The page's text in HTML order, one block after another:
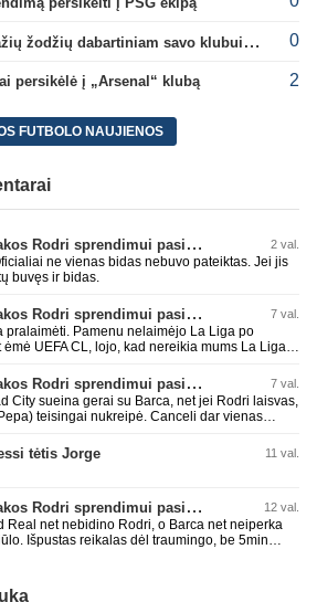
X. Alonso negailėjo gražių žodžių dabartiniam savo klubui „Chelsea“ 0
persikėlė į „Arsenal“ klubą 2
FUTBOLO NAUJIENOS
Paaiškėjo, kas turėjo įtakos Rodri sprendimui pasirinkti Barselonos pusę 2 val.
ne vienas bidas nebuvo pateiktas. Jei jis
buvęs ir bidas.
Paaiškėjo, kas turėjo įtakos Rodri sprendimui pasirinkti Barselonos pusę 7 val.
pralaimėti. Pamenu nelaimėjo La Liga po
UEFA CL, lojo, kad nereikia mums La Liga,
nuo Barcos ir Rodri ateina ne pas juos, vėl
Gal davai vyriškai priimkit tuos pralaimėjimus
ir t.t.
Paaiškėjo, kas turėjo įtakos Rodri sprendimui pasirinkti Barselonos pusę 7 val.
City sueina gerai su Barca, net jei Rodri laisvas,
teisingai nukreipė. Canceli dar vienas
tėtis Jorge 11 val.
Paaiškėjo, kas turėjo įtakos Rodri sprendimui pasirinkti Barselonos pusę 12 val.
Real net nebidino Rodri, o Barca net neiperka
Išpustas reikalas dėl traumingo, be 5min